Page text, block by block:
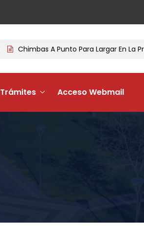
Chimbas A Punto Para Largar En La
Trámites Acceso Webmail